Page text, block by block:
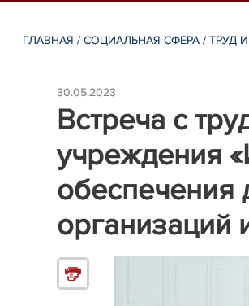
ГЛАВНАЯ /СОЦИАЛЬНАЯ СФЕРА /ТРУД
30.05.2023
Встреча с
учреждения
обеспечения
организаций